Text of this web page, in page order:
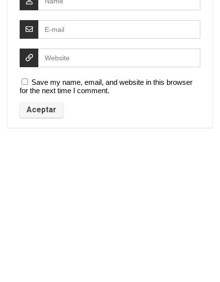
Save my name, email, and website in this browser
for the next time I comment.